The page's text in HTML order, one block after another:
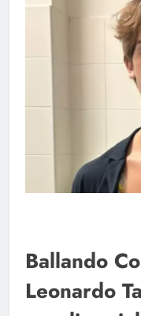
Ballando
Leonardo